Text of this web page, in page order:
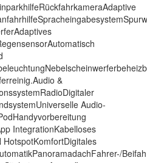
&
Audio-
IntegrationKabelloses